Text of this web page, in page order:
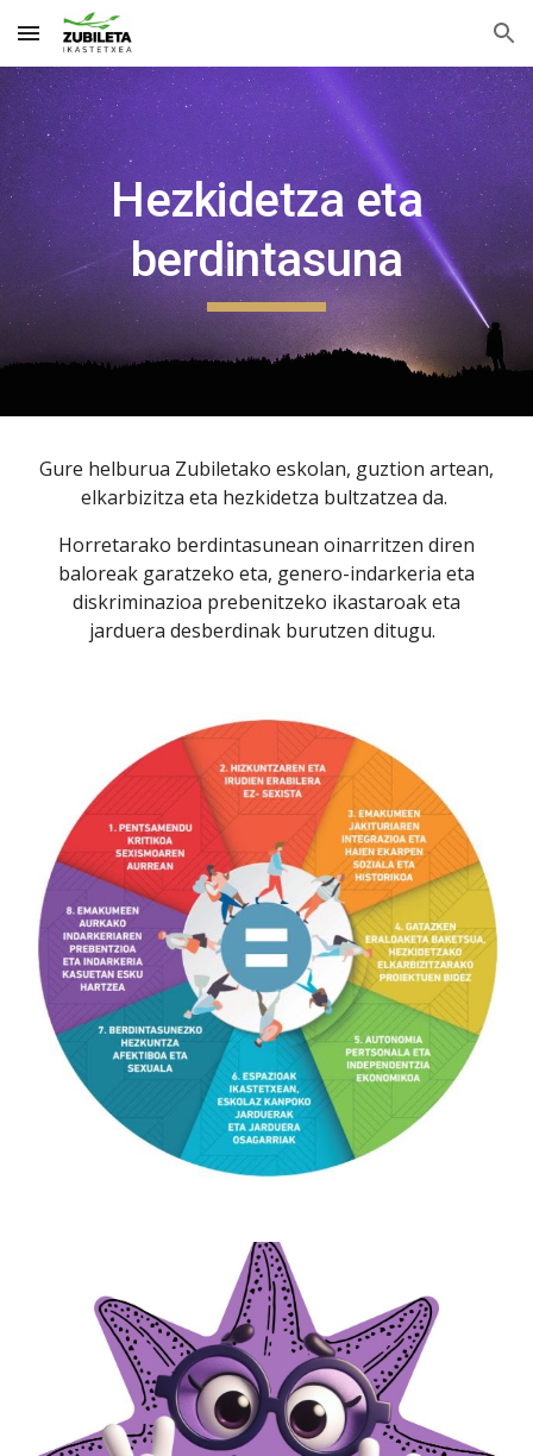
Skip to main content Skip to navigation
Hezkidetza eta
berdintasuna
Gure helburua Zubiletako eskolan, guztion artean,
elkarbizitza eta hezkidetza bultzatzea da.
Horretarako berdintasunean oinarritzen diren
baloreak garatzeko eta, genero-indarkeria eta
diskriminazioa prebenitzeko ikastaroak eta
jarduera desberdinak burutzen ditugu.